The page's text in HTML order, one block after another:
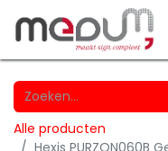
Alle producten
Hexis PURZON060B